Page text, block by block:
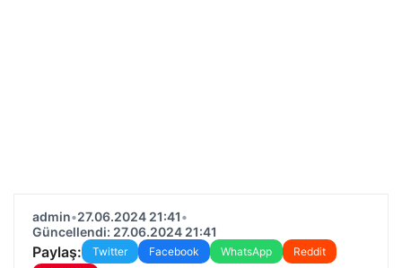
admin•27.06.2024 21:41•
Güncellendi: 27.06.2024 21:41
Paylaş: Twitter Facebook WhatsApp
Reddit